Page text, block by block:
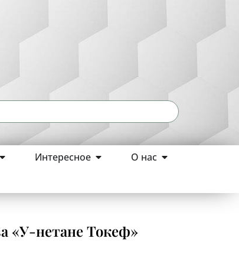
Интересное
О нас
«У-нетане Токеф»